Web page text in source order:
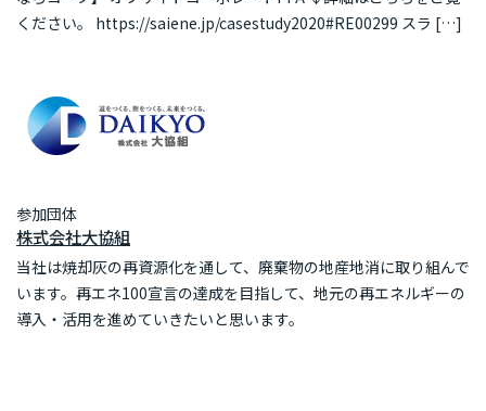
ください。 https://saiene.jp/casestudy2020#RE00299 スラ […]
参加団体
株式会社大協組
当社は焼却灰の再資源化を通して、廃棄物の地産地消に取り組んで
います。再エネ100宣言の達成を目指して、地元の再エネルギーの
導入・活用を進めていきたいと思います。